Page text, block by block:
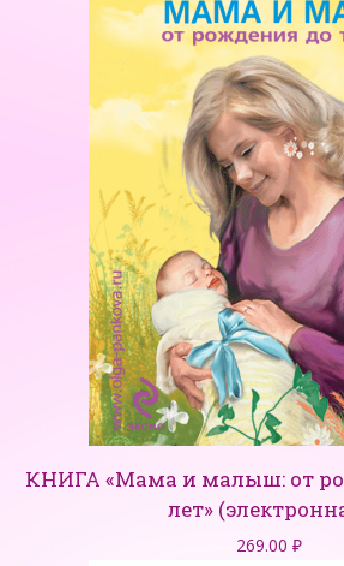
КНИГА «Мама и малыш: от
лет»
269.00 ₽